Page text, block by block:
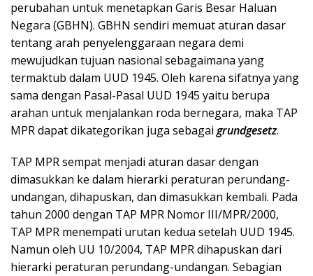
perubahan untuk menetapkan Garis Besar Haluan
Negara (GBHN). GBHN sendiri memuat aturan dasar
tentang arah penyelenggaraan negara demi
mewujudkan tujuan nasional sebagaimana yang
termaktub dalam UUD 1945. Oleh karena sifatnya yang
sama dengan Pasal-Pasal UUD 1945 yaitu berupa
arahan untuk menjalankan roda bernegara, maka TAP
MPR dapat dikategorikan juga sebagai grundgesetz.
TAP MPR sempat menjadi aturan dasar dengan
dimasukkan ke dalam hierarki peraturan perundang-
undangan, dihapuskan, dan dimasukkan kembali. Pada
tahun 2000 dengan TAP MPR Nomor III/MPR/2000,
TAP MPR menempati urutan kedua setelah UUD 1945.
Namun oleh UU 10/2004, TAP MPR dihapuskan dari
hierarki peraturan perundang-undangan. Sebagian